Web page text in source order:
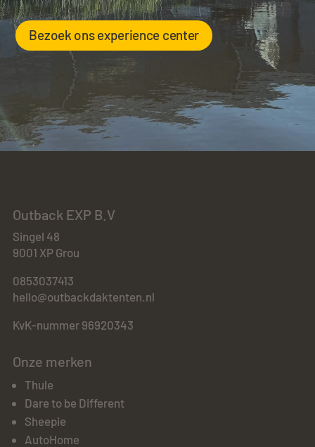
Bezoek ons experience center
Outback EXP B.V
Singel 48
9001 XP Grou
0853037413
hello@outbackdaktenten.nl
KvK-nummer 96920343
Onze merken
Thule
Dare to be Different
Sheepie
AutoHome